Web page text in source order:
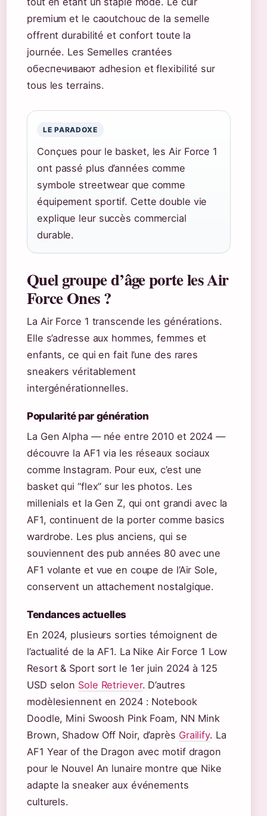
premium et le caoutchouc de la semelle
offrent durabilité et confort toute la
journée. Les Semelles crantées
обеспечивают adhesion et flexibilité sur
tous les terrains.
LE PARADOXE
Conçues pour le basket, les Air Force 1
ont passé plus d’années comme
symbole streetwear que comme
équipement sportif. Cette double vie
explique leur succès commercial
durable.
Quel groupe d’âge porte les Air
Force Ones ?
La Air Force 1 transcende les générations.
Elle s’adresse aux hommes, femmes et
enfants, ce qui en fait l’une des rares
sneakers véritablement
intergénérationnelles.
Popularité par génération
La Gen Alpha — née entre 2010 et 2024 —
découvre la AF1 via les réseaux sociaux
comme Instagram. Pour eux, c’est une
basket qui “flex” sur les photos. Les
millenials et la Gen Z, qui ont grandi avec la
AF1, continuent de la porter comme basics
wardrobe. Les plus anciens, qui se
souviennent des pub années 80 avec une
AF1 volante et vue en coupe de l’Air Sole,
conservent un attachement nostalgique.
Tendances actuelles
En 2024, plusieurs sorties témoignent de
l’actualité de la AF1. La Nike Air Force 1 Low
Resort & Sport sort le 1er juin 2024 à 125
USD selon Sole Retriever. D’autres
modèlesiennent en 2024 : Notebook
Doodle, Mini Swoosh Pink Foam, NN Mink
Brown, Shadow Off Noir, d’après Grailify. La
AF1 Year of the Dragon avec motif dragon
pour le Nouvel An lunaire montre que Nike
adapte la sneaker aux événements
culturels.